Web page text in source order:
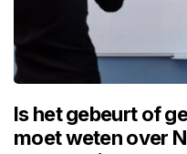
Is het gebeurt of
moet weten over